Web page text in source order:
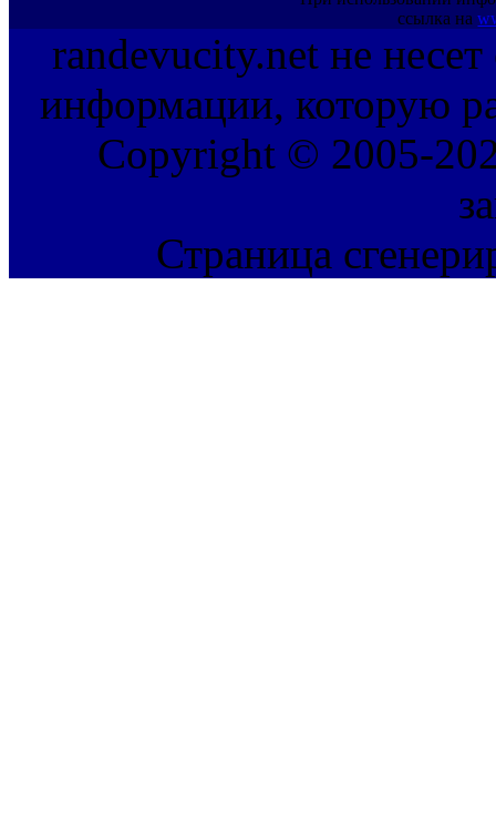
ссылка на
randevucity.net не несет
информации, которую
Copyright © 2005-
Страница